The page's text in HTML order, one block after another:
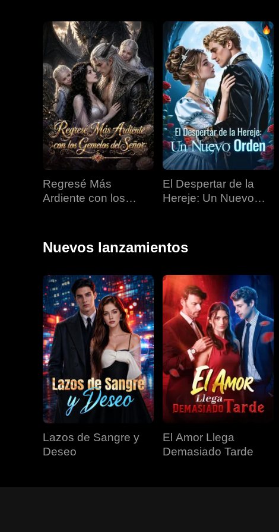
Regresé Más
Ardiente con los
El Despertar de la
Hereje: Un Nuevo
Nuevos lanzamientos
Lazos de Sangre y
Deseo
El Amor Llega
Demasiado Tarde